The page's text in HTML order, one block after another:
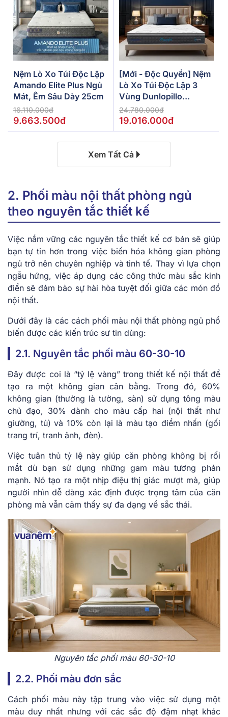
Nệm Lò Xo Túi Độc Lập
Amando Elite Plus Ngủ
Mát, Êm Sâu Dày 25cm
16.110.000đ
9.663.500đ
[Mới - Độc Quyền] Nệm
Lò Xo Túi Độc Lập 3
Vùng Dunlopillo
De.Stress Powerful
24.780.000đ
19.016.000đ
Xem Tất Cả
2. Phối màu nội thất phòng ngủ
theo nguyên tắc thiết kế
Việc nắm vững các nguyên tắc thiết kế cơ bản sẽ giúp
bạn tự tin hơn trong việc biến hóa không gian phòng
ngủ trở nên chuyên nghiệp và tinh tế. Thay vì lựa chọn
ngẫu hứng, việc áp dụng các công thức màu sắc kinh
điển sẽ đảm bảo sự hài hòa tuyệt đối giữa các món đồ
nội thất.
Dưới đây là các cách phối màu nội thất phòng ngủ phổ
biến được các kiến trúc sư tin dùng:
2.1. Nguyên tắc phối màu 60-30-10
Đây được coi là “tỷ lệ vàng” trong thiết kế nội thất để
tạo ra một không gian cân bằng. Trong đó, 60%
không gian (thường là tường, sàn) sử dụng tông màu
chủ đạo, 30% dành cho màu cấp hai (nội thất như
giường, tủ) và 10% còn lại là màu tạo điểm nhấn (gối
trang trí, tranh ảnh, đèn).
Việc tuân thủ tỷ lệ này giúp căn phòng không bị rối
mắt dù bạn sử dụng những gam màu tương phản
mạnh. Nó tạo ra một nhịp điệu thị giác mượt mà, giúp
người nhìn dễ dàng xác định được trọng tâm của căn
phòng mà vẫn cảm thấy sự đa dạng về sắc thái.
Nguyên tắc phối màu 60-30-10
2.2. Phối màu đơn sắc
Cách phối màu này tập trung vào việc sử dụng một
màu duy nhất nhưng với các sắc độ đậm nhạt khác